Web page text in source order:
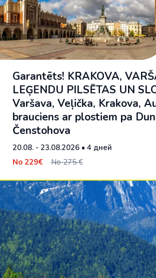
Garantēts! KRAKOVA,
LEĢENDU PILSĒTAS UN
Varšava, Veļička, Krakova,
brauciens ar plostiem pa
Čenstohova
20.08. - 23.08.2026 • 4 дней
No 229€ No 275 €